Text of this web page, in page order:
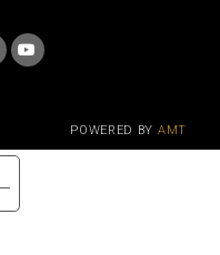
POWERED BY AMT